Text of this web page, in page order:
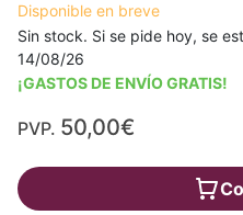
Disponible en breve
Sin stock. Si se pide hoy, se
14/08/26
¡GASTOS DE ENVÍO GRATIS!
PVP. 50,00€